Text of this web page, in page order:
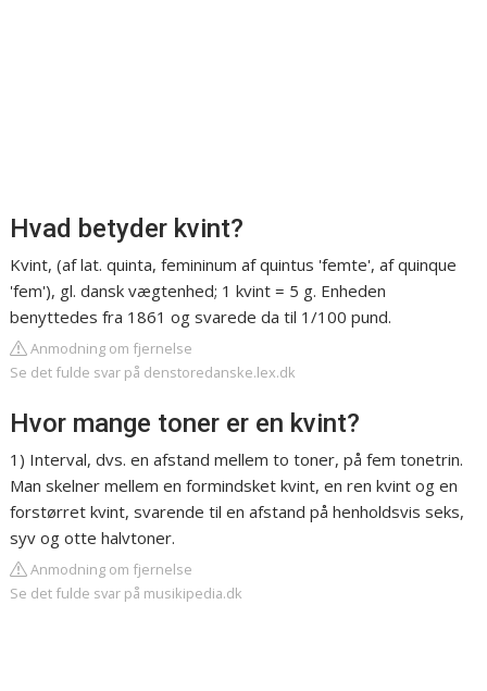
Hvad betyder kvint?
Kvint, (af lat. quinta, femininum af quintus 'femte', af quinque
'fem'), gl. dansk vægtenhed; 1 kvint = 5 g. Enheden
benyttedes fra 1861 og svarede da til 1/100 pund.
Anmodning om fjernelse
Se det fulde svar på denstoredanske.lex.dk
Hvor mange toner er en kvint?
1) Interval, dvs. en afstand mellem to toner, på fem tonetrin.
Man skelner mellem en formindsket kvint, en ren kvint og en
forstørret kvint, svarende til en afstand på henholdsvis seks,
syv og otte halvtoner.
Anmodning om fjernelse
Se det fulde svar på musikipedia.dk